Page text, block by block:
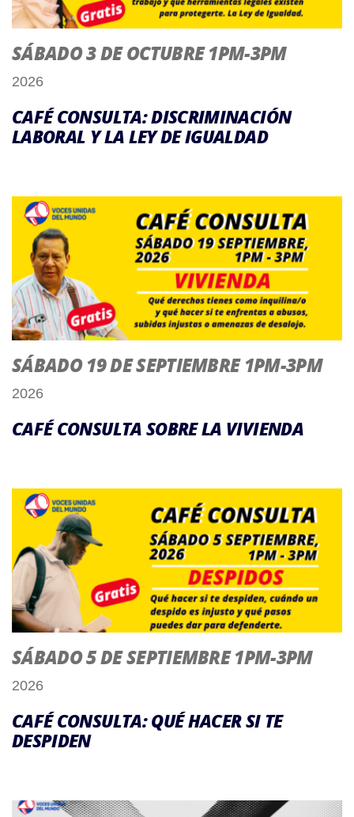
SÁBADO 3 DE OCTUBRE 1PM-3PM
2026
CAFÉ CONSULTA: DISCRIMINACIÓN
LABORAL Y LA LEY DE IGUALDAD
SÁBADO 19 DE SEPTIEMBRE 1PM-3PM
2026
CAFÉ CONSULTA SOBRE LA VIVIENDA
SÁBADO 5 DE SEPTIEMBRE 1PM-3PM
2026
CAFÉ CONSULTA: QUÉ HACER SI TE
DESPIDEN